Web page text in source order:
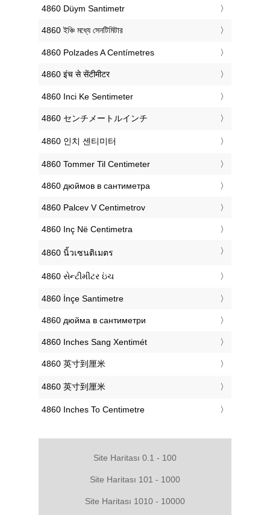
‎4860 Düym Santimetr
‎4860 ইঞ্চি মধ্যে সেনটিমিটার
‎4860 Polzades A Centímetres
‎4860 इंच से सेंटीमीटर
‎4860 Inci Ke Sentimeter
‎4860 センチメートルインチ
‎4860 인치 센티미터
‎4860 Tommer Til Centimeter
‎4860 дюймов в сантиметра
‎4860 Palcev V Centimetrov
‎4860 Inç Në Centimetra
‎4860 นิ้วเซนติเมตร
‎4860 સેન્ટીમીટર ઇંચ
‎4860 İnçe Santimetre
‎4860 дюйма в сантиметри
‎4860 Inches Sang Xentimét
‎4860 英寸到厘米
‎4860 英寸到厘米
‎4860 Inches To Centimetre
Site Haritası 0.1 - 100
Site Haritası 101 - 1000
Site Haritası 1010 - 10000